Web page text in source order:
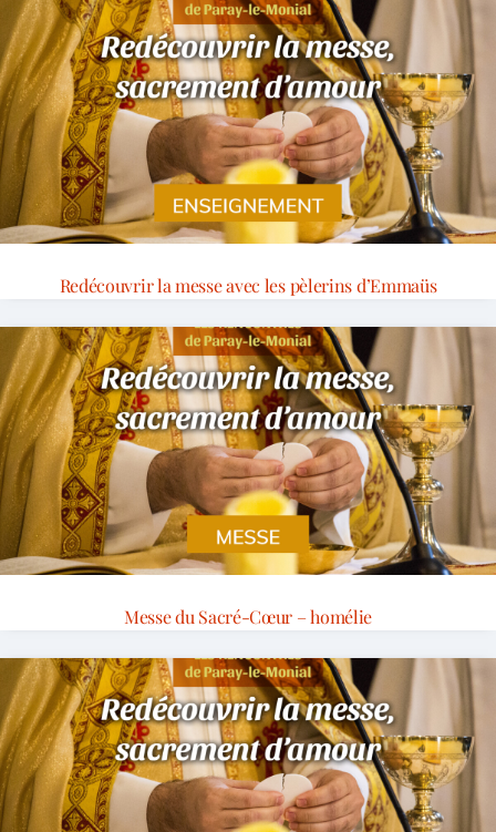
Redécouvrir la messe avec les pèlerins d’Emmaüs
Messe du Sacré-Cœur – homélie